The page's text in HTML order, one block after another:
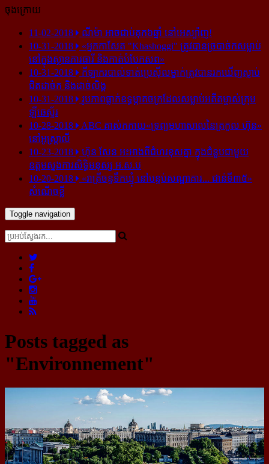
ចុងក្រោយ
11-02-2018
ណីម៉ា អាច​ជាប់​គុក​៦ឆ្នាំ នៅ​អេស្ប៉ាញ!
10-31-2018
«អ្នក​កាសែត "Khashoggi" ត្រូវ​បាន​ច្របាច់ក​សម្លាប់​
នៅ​ក្នុង​ស្ថាន​ភារធារី និង​កាត់​បំបែក​សព»
10-31-2018
កីឡាករ​បាល់ទាត់​ប្រេស៊ីល​ម្នាក់​ត្រូវ​បាន​រក​ឃើញ​ស្លាប់​
ជិត​ដាច់ក និង​ដាច់​លិង្គ
10-31-2018
រូបភាព​ធ្លាក់​ឧទ្ធម្ភាគចក្រ​ដែល​សម្លាប់​អតីត​ម្ចាស់​ក្រុម​
ឡីឆេស្ទ័រ
10-28-2018
ABC គាស់​កកាយ​«ទ្រព្យមហាសាល​នៃ​ត្រកូល ហ៊ុន»​
នៅ​អូស្ត្រាលី
10-23-2018
ហ៊ុន សែន អះអាង​ពី​ជំហរ​ខុស​គ្នា ក្នុង​ជំនួប​ជាមួយ​
ឧត្តម​ស្នងការ​សិទ្ធិ​មនុស្ស អ.ស.ប
10-20-2018
«រាត្រីចន្ទទឹកឃ្មុំ នៅបន្ទប់សណ្ឋាគារ... ជាន់ទី៣៥»
សំណើចខ្លី
Toggle navigation
Posts tagged as
"Environnement"